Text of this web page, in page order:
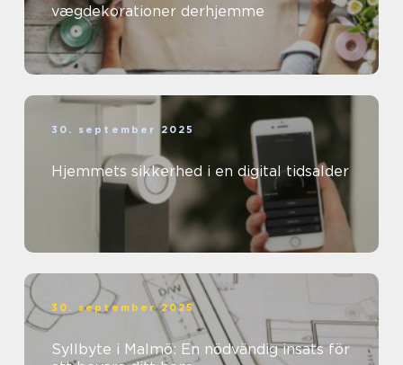
vægdekorationer derhjemme
30. september 2025
Hjemmets sikkerhed i en digital tidsalder
30. september 2025
Syllbyte i Malmö: En nödvändig insats för